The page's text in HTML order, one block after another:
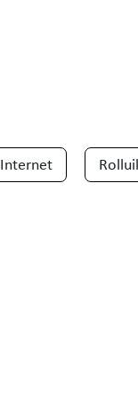
Internet